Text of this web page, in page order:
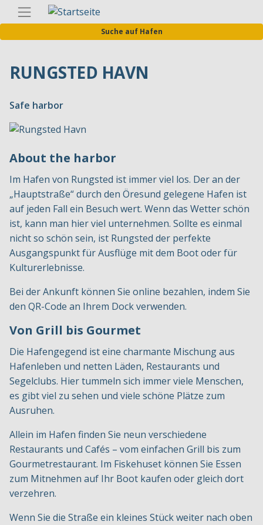
Direkt
zum
Inhalt
Suche auf Hafen
RUNGSTED HAVN
Safe harbor
About the harbor
Im Hafen von Rungsted ist immer viel los. Der an der
„Hauptstraße“ durch den Öresund gelegene Hafen ist
auf jeden Fall ein Besuch wert. Wenn das Wetter schön
ist, kann man hier viel unternehmen. Sollte es einmal
nicht so schön sein, ist Rungsted der perfekte
Ausgangspunkt für Ausflüge mit dem Boot oder für
Kulturerlebnisse.
Bei der Ankunft können Sie online bezahlen, indem Sie
den QR-Code an Ihrem Dock verwenden.
Von Grill bis Gourmet
Die Hafengegend ist eine charmante Mischung aus
Hafenleben und netten Läden, Restaurants und
Segelclubs. Hier tummeln sich immer viele Menschen,
es gibt viel zu sehen und viele schöne Plätze zum
Ausruhen.
Allein im Hafen finden Sie neun verschiedene
Restaurants und Cafés – vom einfachen Grill bis zum
Gourmetrestaurant. Im Fiskehuset können Sie Essen
zum Mitnehmen auf Ihr Boot kaufen oder gleich dort
verzehren.
Wenn Sie die Straße ein kleines Stück weiter nach oben